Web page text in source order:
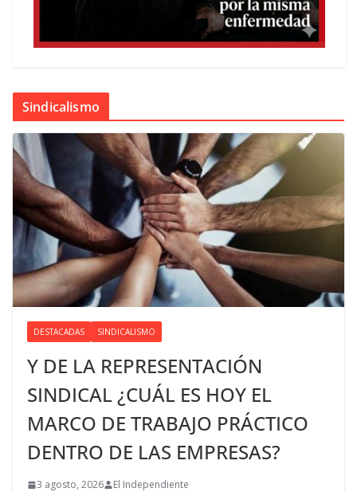
Sindicalismo
DESTACADAS SINDICALISMO
Y DE LA REPRESENTACIÓN
SINDICAL ¿CUÁL ES HOY EL
MARCO DE TRABAJO PRÁCTICO
DENTRO DE LAS EMPRESAS?
3 agosto, 2026 El Independiente